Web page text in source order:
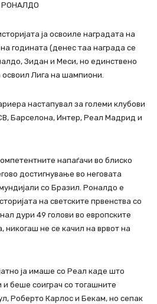
РОНАЛДО
ја освоиле наградата на
годината (денес таа награда се
Зидан и Меси, но единствено
освоил Лига на шампиони.
настапувал за големи клубови
Барселона, Интер, Реал Мадрид и
напаѓачи во блиско
достигнување во неговата
со Бразил. Роналдо е
на светските првенства со
дури 49 голови во европските
никогаш не се качил на врвот на
ја имаше со Реал каде што
и беше соиграч со тогашните
Роберто Карлос и Бекам, но сепак